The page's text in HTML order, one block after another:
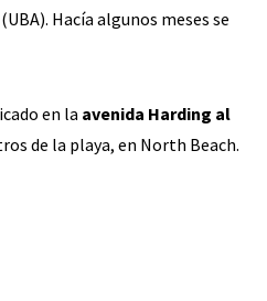
Hacía algunos meses se
en la avenida Harding al
de la playa, en North Beach.